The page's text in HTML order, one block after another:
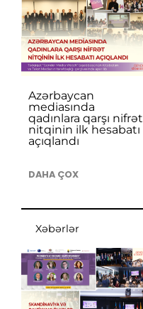
Azərbaycan
mediasında
qadınlara qarşı nifrət
nitqinin ilk hesabatı
açıqlandı
DAHA ÇOX
Xəbərlər